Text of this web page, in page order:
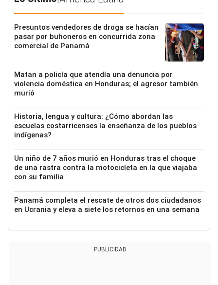
Presuntos vendedores de droga se hacían
pasar por buhoneros en concurrida zona
comercial de Panamá
Matan a policía que atendía una denuncia por
violencia doméstica en Honduras; el agresor también
murió
Historia, lengua y cultura: ¿Cómo abordan las
escuelas costarricenses la enseñanza de los pueblos
indígenas?
Un niño de 7 años murió en Honduras tras el choque
de una rastra contra la motocicleta en la que viajaba
con su familia
Panamá completa el rescate de otros dos ciudadanos
en Ucrania y eleva a siete los retornos en una semana
PUBLICIDAD